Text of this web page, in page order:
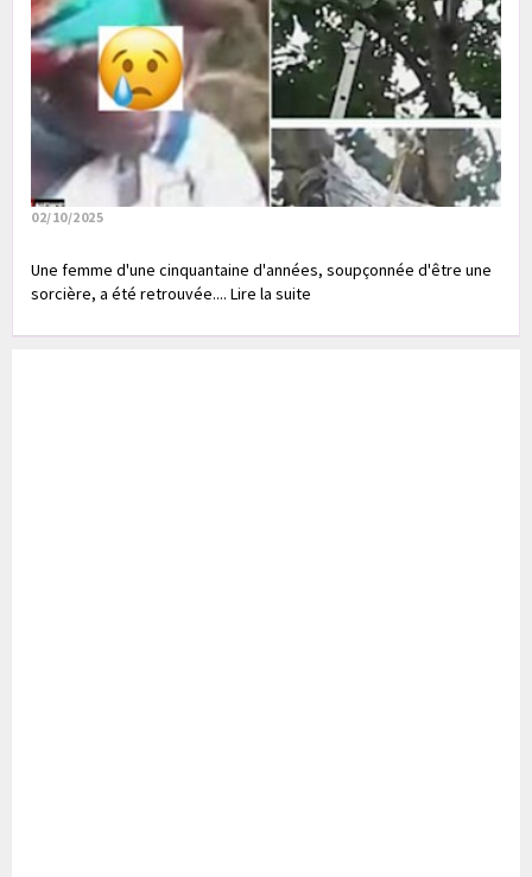
02/10/2025
Une femme d'une cinquantaine d'années, soupçonnée d'être une
sorcière, a été retrouvée.... Lire la suite